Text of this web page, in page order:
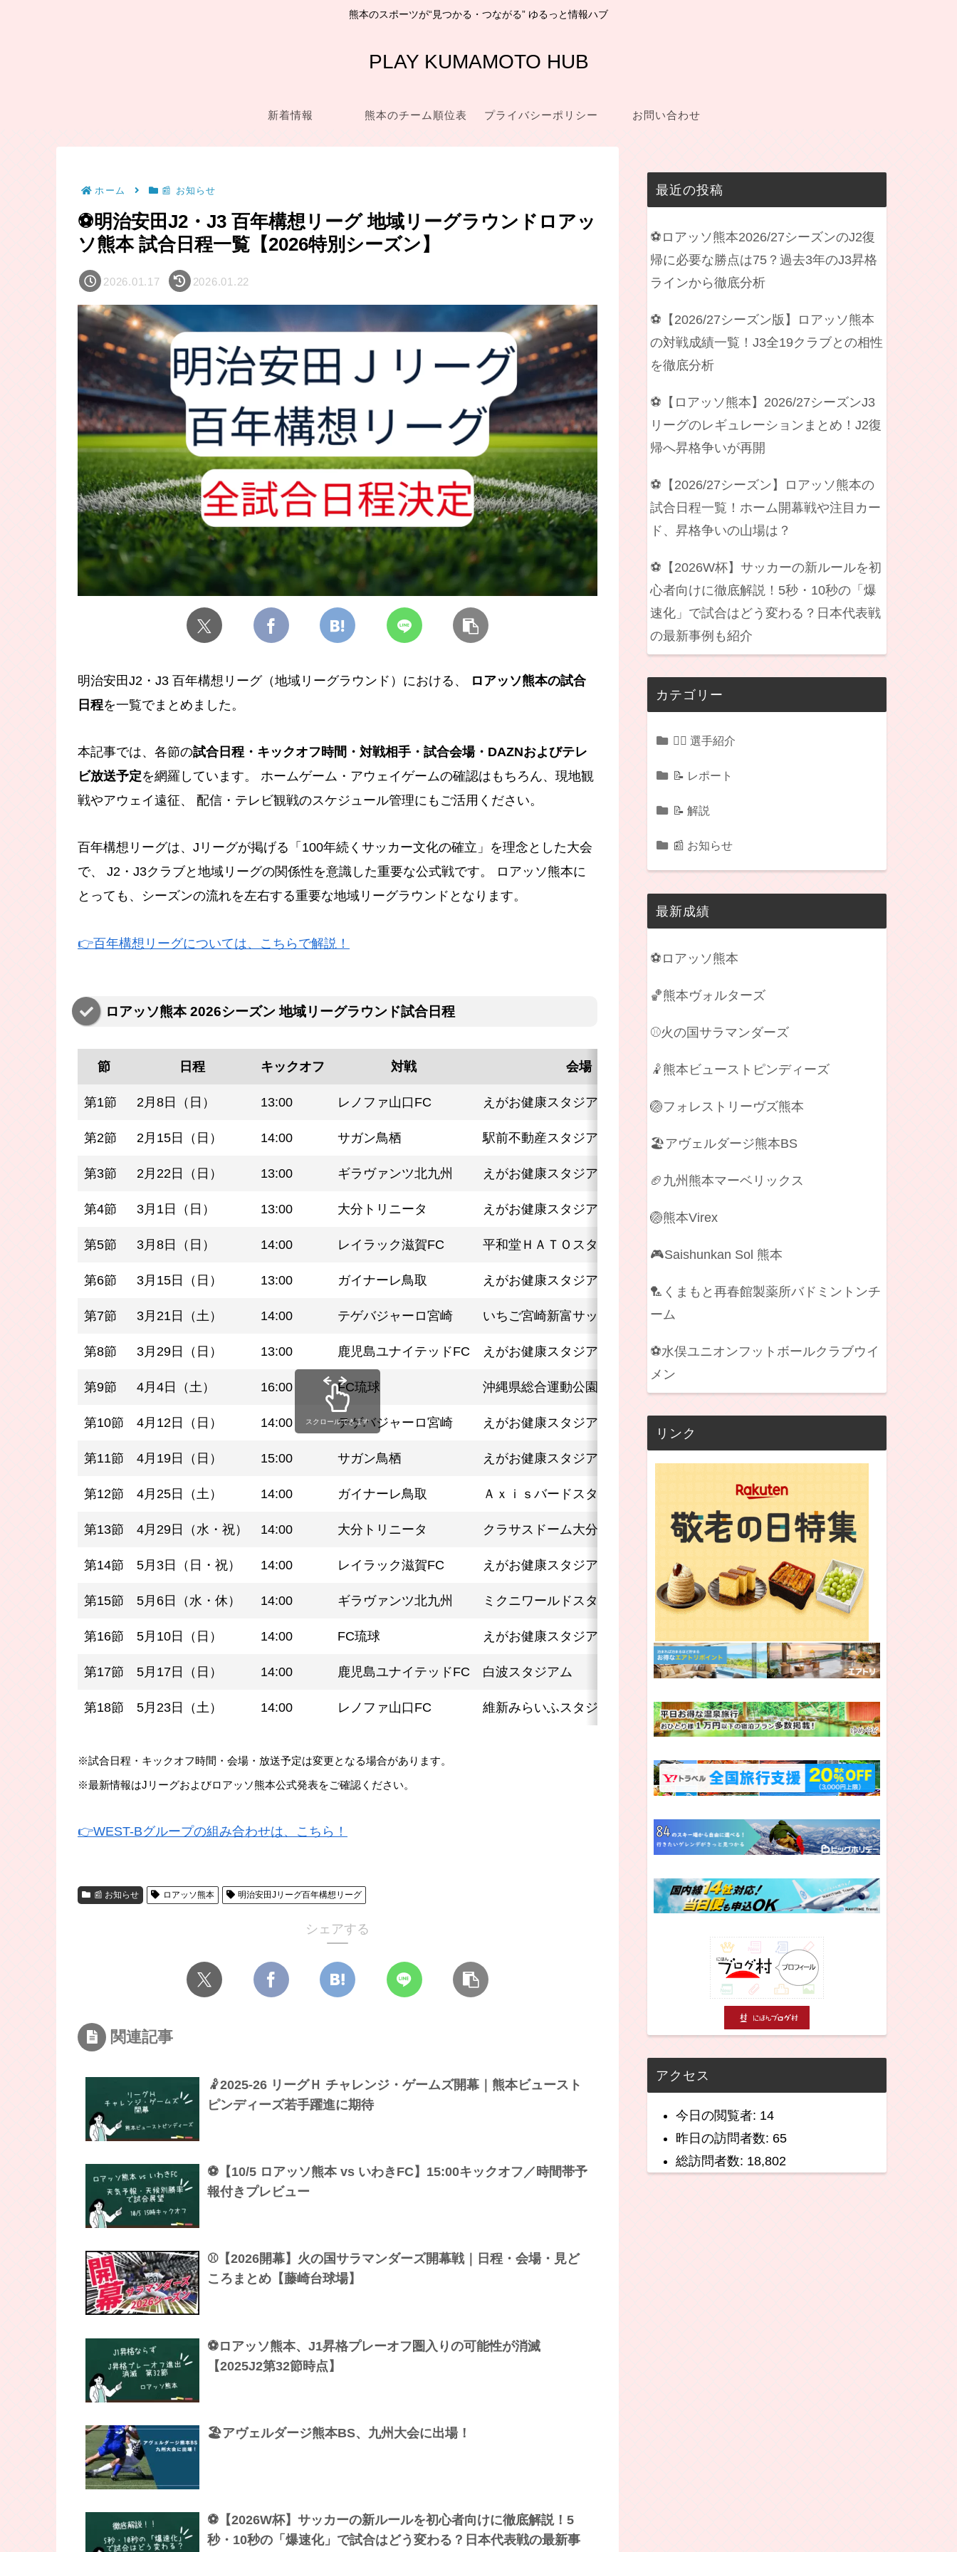
熊本のスポーツが“見つかる・つながる” ゆるっと情報ハブ
PLAY KUMAMOTO HUB
新着情報 熊本のチーム順位表 プライバシーポリシー お問い合わせ
ホーム 📰 お知らせ
⚽明治安田J2・J3 百年構想リーグ 地域リーグラウンドロアッ
ソ熊本 試合日程一覧【2026特別シーズン】
2026.01.17 2026.01.22
明治安田J2・J3 百年構想リーグ（地域リーグラウンド）における、
ロアッソ熊本の試合
日程を一覧でまとめました。
本記事では、各節の試合日程・キックオフ時間・対戦相手・試合会場・DAZNおよびテレ
ビ放送予定を網羅しています。 ホームゲーム・アウェイゲームの確認はもちろん、現地観
戦やアウェイ遠征、 配信・テレビ観戦のスケジュール管理にもご活用ください。
百年構想リーグは、Jリーグが掲げる「100年続くサッカー文化の確立」を理念とした大会
で、 J2・J3クラブと地域リーグの関係性を意識した重要な公式戦です。 ロアッソ熊本に
とっても、シーズンの流れを左右する重要な地域リーグラウンドとなります。
👉百年構想リーグについては、こちらで解説！
ロアッソ熊本 2026シーズン 地域リーグラウンド試合日程
節 日程 キックオフ 対戦 会場 インターネット中継・TV放送
第1節 2月8日（日） 13:00 レノファ山口FC えがお健康スタジアム DAZN
第2節 2月15日（日） 14:00 サガン鳥栖 駅前不動産スタジアム DAZN
第3節 2月22日（日） 13:00 ギラヴァンツ北九州 えがお健康スタジアム DAZN
第4節 3月1日（日） 13:00 大分トリニータ えがお健康スタジアム
第5節 3月8日（日） 14:00 レイラック滋賀FC 平和堂ＨＡＴＯスタジアム
第6節 3月15日（日） 13:00 ガイナーレ鳥取 えがお健康スタジアム
第7節 3月21日（土） 14:00 テゲバジャーロ宮崎 いちご宮崎新富サッカー場
第8節 3月29日（日） 13:00 鹿児島ユナイテッドFC えがお健康スタジアム DAZN
第9節 4月4日（土） 16:00 FC琉球 沖縄県総合運動公園陸上競技場
第10節 4月12日（日） 14:00 テゲバジャーロ宮崎 えがお健康スタジアム
第11節 4月19日（日） 15:00 サガン鳥栖 えがお健康スタジアム
第12節 4月25日（土） 14:00 ガイナーレ鳥取 Ａｘｉｓバードスタジアム
第13節 4月29日（水・祝） 14:00 大分トリニータ クラサスドーム大分 DAZN
第14節 5月3日（日・祝） 14:00 レイラック滋賀FC えがお健康スタジアム DAZN
第15節 5月6日（水・休） 14:00 ギラヴァンツ北九州 ミクニワールドスタジアム北九州 DAZN
第16節 5月10日（日） 14:00 FC琉球 えがお健康スタジアム
第17節 5月17日（日） 14:00 鹿児島ユナイテッドFC 白波スタジアム DAZN
第18節 5月23日（土） 14:00 レノファ山口FC 維新みらいふスタジアム DAZN／テレビ山口
スクロールできます
※試合日程・キックオフ時間・会場・放送予定は変更となる場合があります。
※最新情報はJリーグおよびロアッソ熊本公式発表をご確認ください。
👉WEST-Bグループの組み合わせは、こちら！
📰 お知らせ ロアッソ熊本 明治安田Jリーグ百年構想リーグ
シェアする
関連記事
🤾2025-26 リーグＨ チャレンジ・ゲームズ開幕｜熊本ビュースト
ピンディーズ若手躍進に期待
⚽【10/5 ロアッソ熊本 vs いわきFC】15:00キックオフ／時間帯予
報付きプレビュー
⚾【2026開幕】火の国サラマンダーズ開幕戦｜日程・会場・見ど
ころまとめ【藤崎台球場】
⚽ロアッソ熊本、J1昇格プレーオフ圏入りの可能性が消滅
【2025J2第32節時点】
🏖️アヴェルダージ熊本BS、九州大会に出場！
⚽【2026W杯】サッカーの新ルールを初心者向けに徹底解説！5
秒・10秒の「爆速化」で試合はどう変わる？日本代表戦の最新事
最近の投稿
⚽ロアッソ熊本2026/27シーズンのJ2復
帰に必要な勝点は75？過去3年のJ3昇格
ラインから徹底分析
⚽【2026/27シーズン版】ロアッソ熊本
の対戦成績一覧！J3全19クラブとの相性
を徹底分析
⚽【ロアッソ熊本】2026/27シーズンJ3
リーグのレギュレーションまとめ！J2復
帰へ昇格争いが再開
⚽【2026/27シーズン】ロアッソ熊本の
試合日程一覧！ホーム開幕戦や注目カー
ド、昇格争いの山場は？
⚽【2026W杯】サッカーの新ルールを初
心者向けに徹底解説！5秒・10秒の「爆
速化」で試合はどう変わる？日本代表戦
の最新事例も紹介
カテゴリー
🏃‍♂️ 選手紹介
📝 レポート
📝 解説
📰 お知らせ
最新成績
⚽ロアッソ熊本
🏀熊本ヴォルターズ
⚾火の国サラマンダーズ
🤾熊本ビューストピンディーズ
🏐フォレストリーヴズ熊本
🏖️アヴェルダージ熊本BS
🏈九州熊本マーベリックス
🏐熊本Virex
🎮Saishunkan Sol 熊本
🏸くまもと再春館製薬所バドミントンチ
ーム
⚽水俣ユニオンフットボールクラブウイ
メン
リンク
アクセス
今日の閲覧者: 14
昨日の訪問者数: 65
総訪問者数: 18,802